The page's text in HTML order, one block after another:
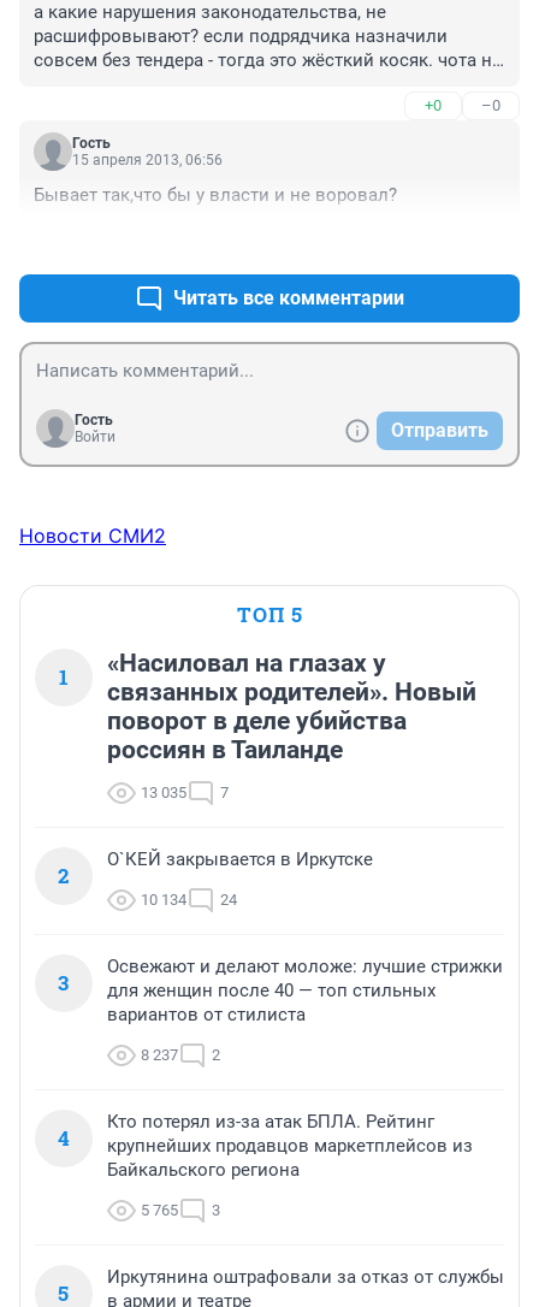
а какие нарушения законодательства, не
расшифровывают? если подрядчика назначили
совсем без тендера - тогда это жёсткий косяк. чота не
+0 –0
Гость
15 апреля 2013, 06:56
Бывает так,что бы у власти и не воровал?
Читать все комментарии
Гость
Войти
Отправить
Новости СМИ2
ТОП 5
1
«Насиловал на глазах у
связанных родителей». Новый
поворот в деле убийства
россиян в Таиланде
13 035 7
2
О`КЕЙ закрывается в Иркутске
10 134 24
3
Освежают и делают моложе: лучшие стрижки
для женщин после 40 — топ стильных
вариантов от стилиста
8 237 2
4
Кто потерял из-за атак БПЛА. Рейтинг
крупнейших продавцов маркетплейсов из
Байкальского региона
5 765 3
5
Иркутянина оштрафовали за отказ от службы
в армии и театре